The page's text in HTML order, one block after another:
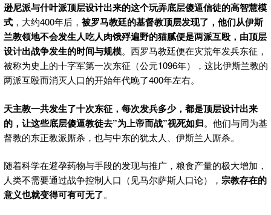
逊尼派与什叶派顶层设计出来的这个玩弄底层傻逼信徒的高智慧模
式 ，大约400年后， 被罗马教廷的基督教顶层发现了，他们从伊斯
兰教领地不会发生人吃人肉饿殍遍野的猫腻便是两派互殴，由顶层
设计出战争发生的时间与规模。西罗马教廷便在灾荒年发兵东征，
被称为史上的十字军第一次东征（公元1096年），这比伊斯兰教的
两派互殴而消灭人口的开始年代晚了400年左右。
天主教一共发生了十次东征，每次发兵多少，都是顶层设计出来
的，让这些底层傻逼教徒去”为上帝而战”视死如归。他们与同为基
督教的东正教派厮杀，也与中东的犹太人、伊斯兰人厮杀。
随着科学在避孕药物与手段的发现与推广，粮食产量的极大增加，
人类不需要通过战争控制人口（见马尔萨斯人口论）， 宗教存在的
意义也就变得可有可无了。